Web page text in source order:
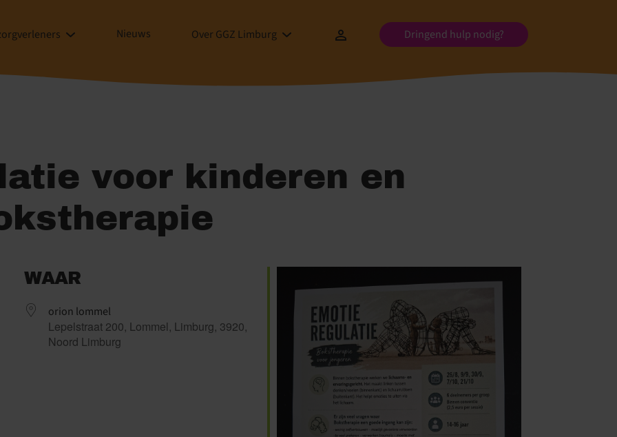
Nieuws Over GGZ Limburg Dringend hulp nodig?
voor kinderen en
Outlook Live
WAAR
orion lommel
Lepelstraat 200, Lommel, Limburg, 3920,
Noord Limburg